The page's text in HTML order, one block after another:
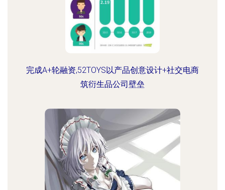
完成A+轮融资,52TOYS以产品创意设计+社交电商
筑衍生品公司壁垒